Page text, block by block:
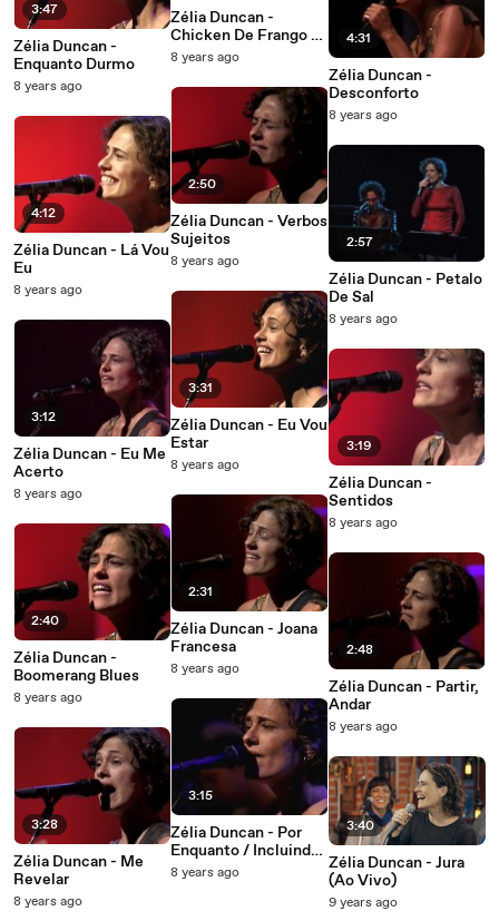
3:47
Zélia Duncan -
Enquanto Durmo
8 years ago
4:12
Zélia Duncan - Lá Vou
Eu
8 years ago
3:12
Zélia Duncan - Eu Me
Acerto
8 years ago
2:40
Zélia Duncan -
Boomerang Blues
8 years ago
3:28
Zélia Duncan - Me
Revelar
8 years ago
Zélia Duncan -
Chicken De Frango /
Maracatú Atômico
8 years ago
2:50
Zélia Duncan - Verbos
Sujeitos
8 years ago
3:31
Zélia Duncan - Eu Vou
Estar
8 years ago
2:31
Zélia Duncan - Joana
Francesa
8 years ago
3:15
Zélia Duncan - Por
Enquanto / Incluindo:
O Segundo Sol
8 years ago
4:31
Zélia Duncan -
Desconforto
8 years ago
2:57
Zélia Duncan - Petalo
De Sal
8 years ago
3:19
Zélia Duncan -
Sentidos
8 years ago
2:48
Zélia Duncan - Partir,
Andar
8 years ago
3:40
Zélia Duncan - Jura
(Ao Vivo)
9 years ago